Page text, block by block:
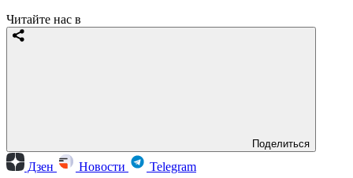
Читайте нас в
Поделиться
Дзен Новости Telegram